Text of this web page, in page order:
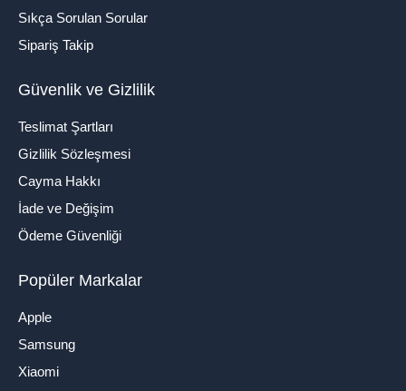
Sıkça Sorulan Sorular
Sipariş Takip
Güvenlik ve Gizlilik
Teslimat Şartları
Gizlilik Sözleşmesi
Cayma Hakkı
İade ve Değişim
Ödeme Güvenliği
Popüler Markalar
Apple
Samsung
Xiaomi